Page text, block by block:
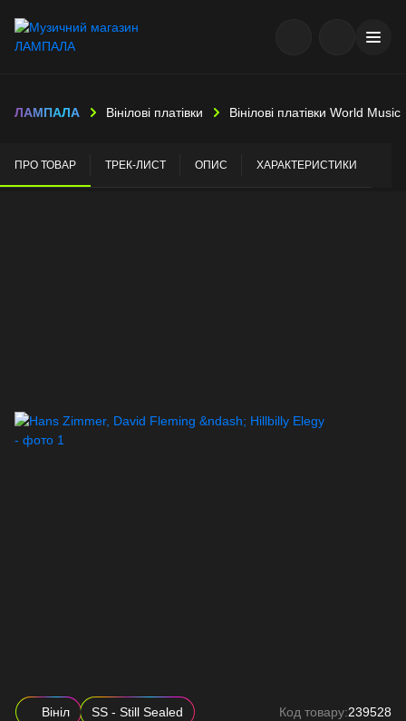
ЛАМПАЛА Вінілові платівки Вінілові платівки World Music
ПРО ТОВАР ТРЕК-ЛИСТ ОПИС ХАРАКТЕРИСТИКИ
Вініл SS - Still Sealed Код товару:239528